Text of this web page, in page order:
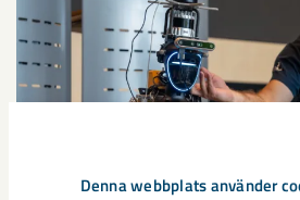
Denna webbplats använder